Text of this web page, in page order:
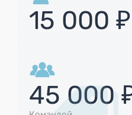
15 000 ₽
45 000